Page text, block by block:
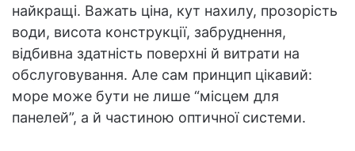
найкращі. Важать ціна, кут нахилу, прозорість
води, висота конструкції, забруднення,
відбивна здатність поверхні й витрати на
обслуговування. Але сам принцип цікавий:
море може бути не лише “місцем для
панелей”, а й частиною оптичної системи.